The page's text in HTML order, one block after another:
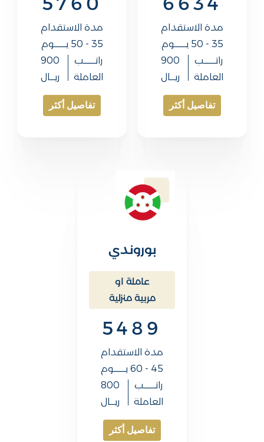
صالح النملة للاستقدام | مكتب
استقدام​
من نحن
خدمات الاستقدام
المدونة
اسئلة شائعة
مدة الاستقدام
35 - 50 يــــــــــوم
راتــــــــــب
العاملة
900
ريــــال
تفاصيل أكثر
مدة الاستقدام
35 - 50 يــــــــــوم
راتــــــــــب
العاملة
900
ريــــال
تفاصيل أكثر
بوروندي
عاملة او
مربية منزلية
5489
مدة الاستقدام
45 - 60 يــــــــــوم
راتــــــــــب
العاملة
800
ريــــال
تفاصيل أكثر